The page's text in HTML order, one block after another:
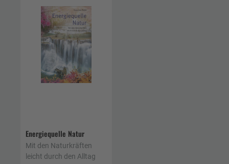
Energiequelle Natur
Mit den Naturkräften
leicht durch den Alltag